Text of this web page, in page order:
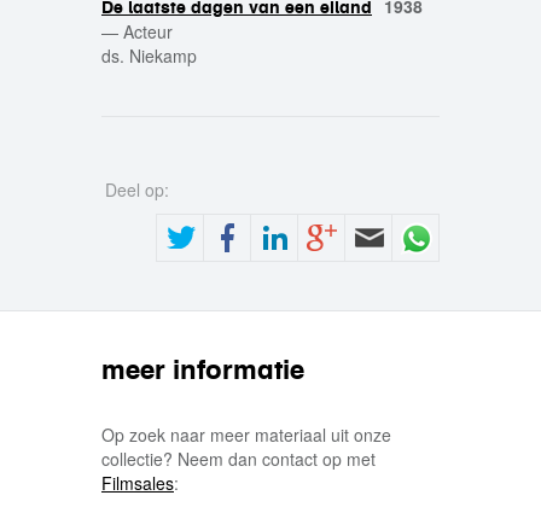
De laatste dagen van een eiland
1938
— Acteur
ds. Niekamp
Deel op:
meer informatie
Op zoek naar meer materiaal uit onze
collectie? Neem dan contact op met
Filmsales: